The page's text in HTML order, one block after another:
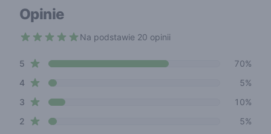
Opinie
Na podstawie 20 opinii
Review data
5 star reviews
70%
4star reviews
5%
3 star reviews
10%
2 star reviews
5%